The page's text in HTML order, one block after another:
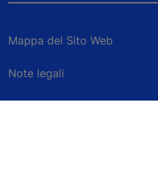
Mappa del Sito Web
Note legali